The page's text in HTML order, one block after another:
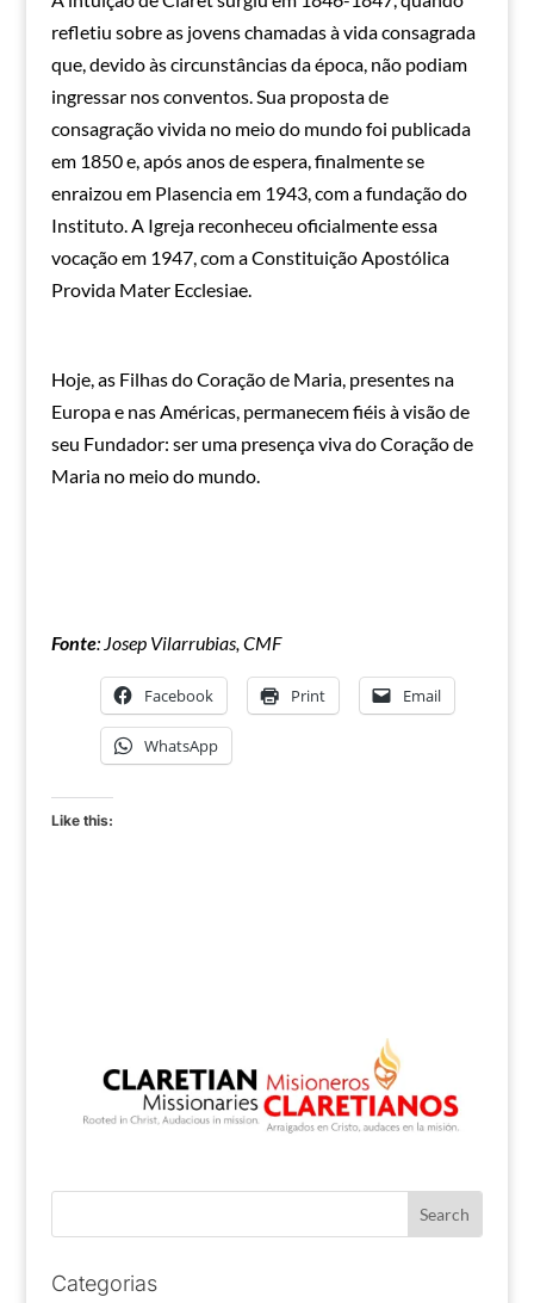
refletiu sobre as jovens chamadas à vida consagrada
que, devido às circunstâncias da época, não podiam
ingressar nos conventos. Sua proposta de
consagração vivida no meio do mundo foi publicada
em 1850 e, após anos de espera, finalmente se
enraizou em Plasencia em 1943, com a fundação do
Instituto. A Igreja reconheceu oficialmente essa
vocação em 1947, com a Constituição Apostólica
Provida Mater Ecclesiae.
Hoje, as Filhas do Coração de Maria, presentes na
Europa e nas Américas, permanecem fiéis à visão de
seu Fundador: ser uma presença viva do Coração de
Maria no meio do mundo.
Fonte: Josep Vilarrubias, CMF
Facebook Print Email
WhatsApp
Like this:
Categorias